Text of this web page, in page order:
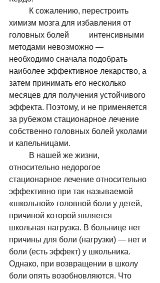
химизм мозга для избавления от
головных болей 	интенсивными
методами невозможно —
необходимо сначала подобрать
наиболее эффективное лекарство, а
затем принимать его несколько
месяцев для получения устойчивого
эффекта. Поэтому, и не применяется
за рубежом стационарное лечение
собственно головных болей уколами
относительно недорогое
стационарное лечение относительно
эффективно при так называемой
«школьной» головной боли у детей,
причиной которой является
школьная нагрузка. В больнице нет
причины для боли (нагрузки) — нет и
боли (есть эффект) у школьника.
Однако, при возвращении в школу
боли опять возобновляются. Что